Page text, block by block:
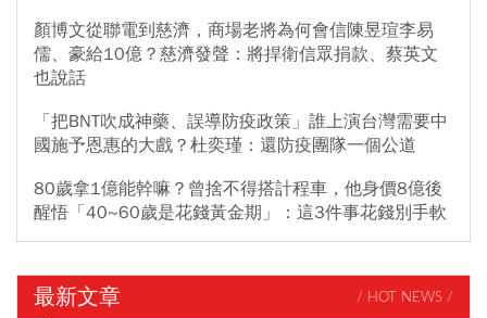
顏博文從聯電到慈濟，商場老將為何會信陳昱瑄李易
儒、豪給10億？慈濟發聲：將捍衛信眾捐款、蔡英文
也說話
「把BNT吹成神藥、誤導防疫政策」誰上演台灣需要中
國施予恩惠的大戲？杜奕瑾：還防疫團隊一個公道
80歲拿1億能幹嘛？曾捨不得搭計程車，他身價8億後
醒悟「40~60歲是花錢黃金期」：這3件事花錢別手軟
最新文章 / HOT NEWS /